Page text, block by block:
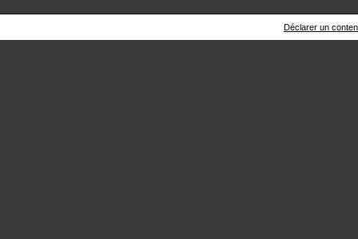
Déclarer un